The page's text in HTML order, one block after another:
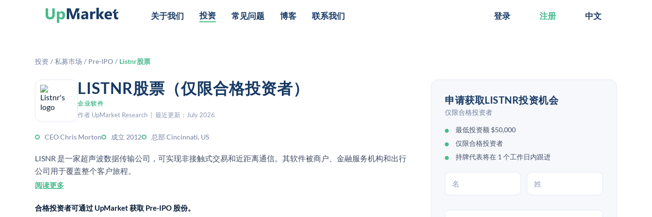
关于我们 投资 常见问题 博客 联系我们 登录 注册 中文
投资 / 私募市场 / Pre-IPO / Listnr股票
LISTNR股票（仅限合格投资者）
企业软件
作者 UpMarket Research | 最近更新：July 2026
CEO Chris Morton 成立 2012 总部 Cincinnati, US
LISNR 是一家超声波数据传输公司，可实现非接触式交易和近距离通信。其软件被商户、金融服务机构和出行
公司用于覆盖整个客户旅程。
阅读更多
合格投资者可通过 UpMarket 获取 Pre-IPO 股份。
申请获取LISTNR投资机会
仅限合格投资者
最低投资额 $50,000
仅限合格投资者
持牌代表将在 1 个工作日内跟进